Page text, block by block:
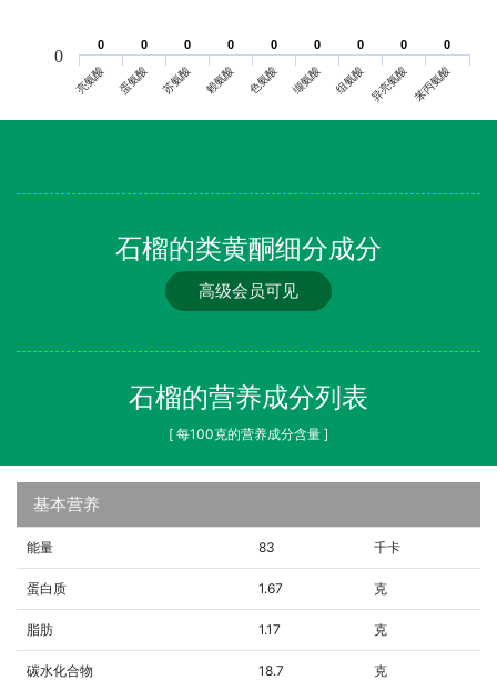
0
0 0
0 0
0 0
0 0
0 0
0 0
0 0
0 0
0
亮氨酸 蛋氨酸 苏氨酸 赖氨酸 色氨酸 缬氨酸 组氨酸 异亮氨酸苯丙氨酸
0
石榴的类黄酮细分成分
高级会员可见
石榴的营养成分列表
[ 每100克的营养成分含量 ]
基本营养
能量 83 千卡
蛋白质 1.67 克
脂肪 1.17 克
碳水化合物 18.7 克